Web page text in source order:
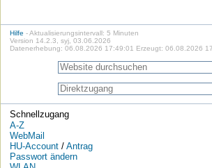
Hilfe - Aktualisierungsintervall: 5 Minuten
Version 14.2.3, syj, 03.06.2026
Datenerhebung: 06.08.2026 17:49:01 Erzeugt: 06.08.2026
Schnellzugang
A-Z
WebMail
HU-Account/ Antrag
Passwort ändern